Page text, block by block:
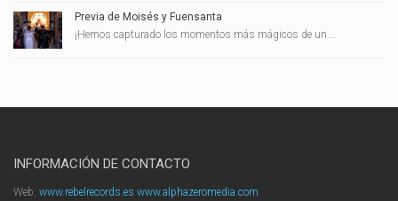
Previa de Moisés y Fuensanta
¡Hemos capturado los momentos más mágicos de un...
INFORMACIÓN DE CONTACTO
Web: www.rebelrecords.es www.alphazeromedia.com